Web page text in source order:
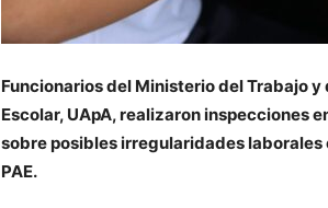
Funcionarios del Ministerio del Trabajoy
Escolar, UApA, realizaron inspecciones
sobre posibles irregularidades laborales
PAE.